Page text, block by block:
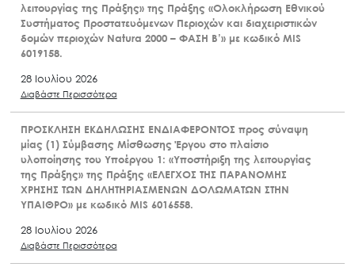
λειτουργίας της Πράξης» της Πράξης «Ολοκλήρωση Εθνικού
Συστήματος Προστατευόμενων Περιοχών και διαχειριστικών
δομών περιοχών Natura 2000 – ΦΑΣΗ Β’» με κωδικό MIS
6019158.
28 Ιουλίου 2026
Διαβάστε Περισσότερα
ΠΡΟΣΚΛΗΣΗ ΕΚΔΗΛΩΣΗΣ ΕΝΔΙΑΦΕΡΟΝΤΟΣ προς σύναψη
μίας (1) Σύμβασης Μίσθωσης Έργου στο πλαίσιο
υλοποίησης του Υποέργου 1: «Υποστήριξη της λειτουργίας
της Πράξης» της Πράξης «ΕΛΕΓΧΟΣ ΤΗΣ ΠΑΡΑΝΟΜΗΣ
ΧΡΗΣΗΣ ΤΩΝ ΔΗΛΗΤΗΡΙΑΣΜΕΝΩΝ ΔΟΛΩΜΑΤΩΝ ΣΤΗΝ
ΥΠΑΙΘΡΟ» με κωδικό MIS 6016558.
28 Ιουλίου 2026
Διαβάστε Περισσότερα